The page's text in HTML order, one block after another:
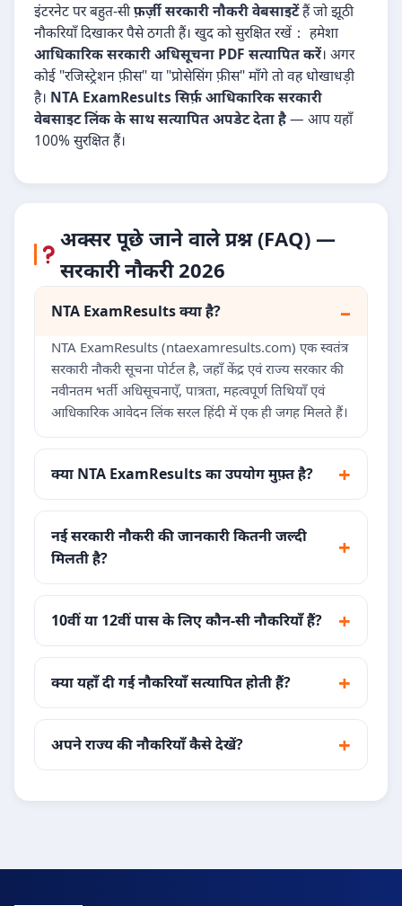
इंटरनेट पर बहुत-सीफ़र्ज़ी सरकारी नौकरी वेबसाइटेंहैं जो झूठी
नौकरियाँ दिखाकर पैसे ठगती हैं। खुद को सुरक्षित रखें： हमेशा
आधिकारिक सरकारी अधिसूचना PDF सत्यापित करें। अगर
कोई "रजिस्ट्रेशन फ़ीस" या "प्रोसेसिंग फ़ीस" माँगे तो वह धोखाधड़ी
है। NTA ExamResults सिर्फ़ आधिकारिक सरकारी
वेबसाइट लिंक के साथ सत्यापित अपडेट देता है— आप यहाँ
100% सुरक्षित हैं।
अक्सर पूछे जाने वाले प्रश्न (FAQ) —
सरकारी नौकरी 2026
NTA ExamResults क्या है?
NTA ExamResults (ntaexamresults.com) एक स्वतंत्र
सरकारी नौकरी सूचना पोर्टल है, जहाँ केंद्र एवं राज्य सरकार की
नवीनतम भर्ती अधिसूचनाएँ, पात्रता, महत्वपूर्ण तिथियाँ एवं
आधिकारिक आवेदन लिंक सरल हिंदी में एक ही जगह मिलते हैं।
क्या NTA ExamResults का उपयोग मुफ़्त है?
नई सरकारी नौकरी की जानकारी कितनी जल्दी
मिलती है?
10वीं या 12वीं पास के लिए कौन-सी नौकरियाँ हैं?
क्या यहाँ दी गई नौकरियाँ सत्यापित होती हैं?
अपने राज्य की नौकरियाँ कैसे देखें?